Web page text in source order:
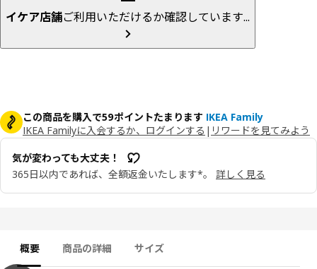
イケア店舗ご利用いただけるか確認しています...
この商品を購入で59ポイントたまります IKEA Family
IKEA Familyに入会するか、ログインする | リワードを見てみよう
気が変わっても大丈夫！
365日以内であれば、全額返金いたします*。
詳しく見る
概要 商品の詳細 サイズ